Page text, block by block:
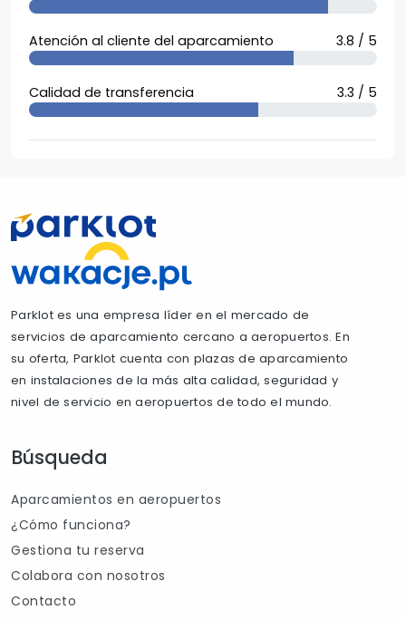
Atención al cliente del aparcamiento 3.8 / 5
Calidad de transferencia 3.3 / 5
Parklot es una empresa líder en el mercado de
servicios de aparcamiento cercano a aeropuertos. En
su oferta, Parklot cuenta con plazas de aparcamiento
en instalaciones de la más alta calidad, seguridad y
nivel de servicio en aeropuertos de todo el mundo.
Búsqueda
Aparcamientos en aeropuertos
¿Cómo funciona?
Gestiona tu reserva
Colabora con nosotros
Contacto